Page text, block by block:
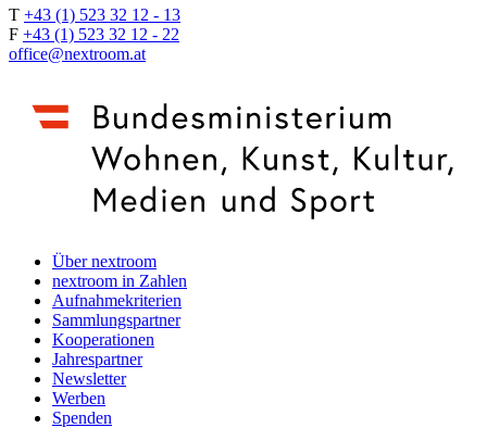
T +43 (1) 523 32 12 - 13
F +43 (1) 523 32 12 - 22
office@nextroom.at
Über nextroom
nextroom in Zahlen
Aufnahmekriterien
Sammlungspartner
Kooperationen
Jahrespartner
Newsletter
Werben
Spenden